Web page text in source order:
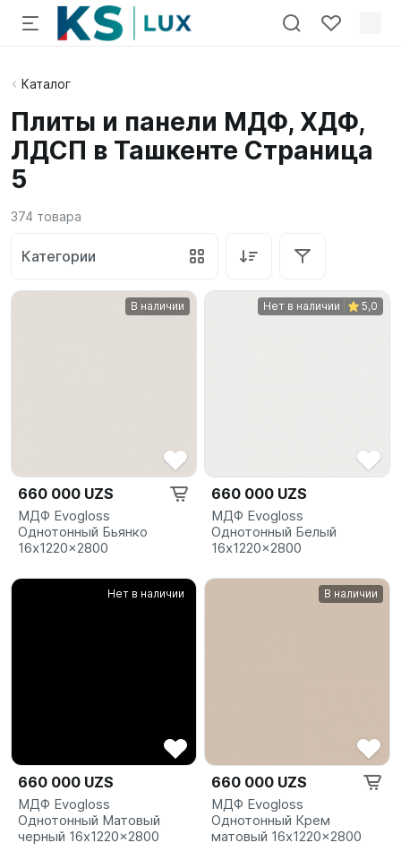
Каталог
Плиты и панели МДФ, ХДФ,
ЛДСП в Ташкенте Страница
5
374 товара
Категории
В наличии
660 000 UZS
МДФ Evogloss
Однотонный Бьянко
16x1220x2800
Нет в наличии 5,0
660 000 UZS
МДФ Evogloss
Однотонный Белый
16x1220x2800
Нет в наличии
660 000 UZS
МДФ Evogloss
Однотонный Матовый
черный 16x1220x2800
В наличии
660 000 UZS
МДФ Evogloss
Однотонный Крем
матовый 16x1220x2800